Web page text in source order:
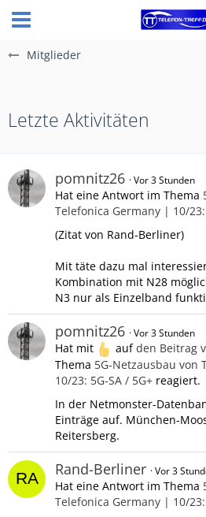
Mitglieder
Letzte Aktivitäten
pomnitz26 Vor 3 Stunden
Hat eine Antwort im Thema
Telefonica Germany | 10/23:
(Zitat von Rand-Berliner)
Mit täte dazu mal
Kombination mit N28
N3 nur als Einzelband
pomnitz26 Vor 3 Stunden
Hat mit aufden Beitrag
Thema 5G-Netzausbau von
10/23: 5G-SA / 5G+ reagiert.
In der Netmonster-
Einträge auf. München-
Reitersberg.
Rand-Berliner Vor 3
Hat eine Antwort im Thema
Telefonica Germany | 10/23: